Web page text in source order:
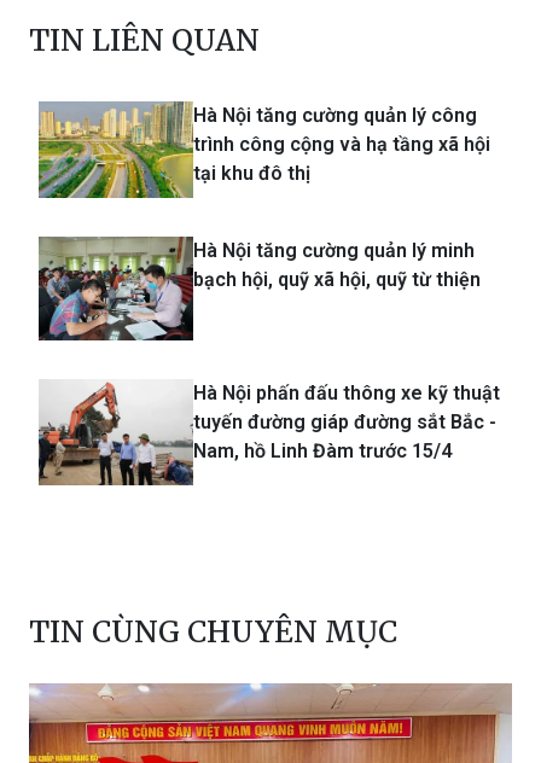
TIN LIÊN QUAN
Hà Nội tăng cường quản lý công
trình công cộng và hạ tầng xã hội
tại khu đô thị
Hà Nội tăng cường quản lý minh
bạch hội, quỹ xã hội, quỹ từ thiện
Hà Nội phấn đấu thông xe kỹ thuật
tuyến đường giáp đường sắt Bắc -
Nam, hồ Linh Đàm trước 15/4
TIN CÙNG CHUYÊN MỤC